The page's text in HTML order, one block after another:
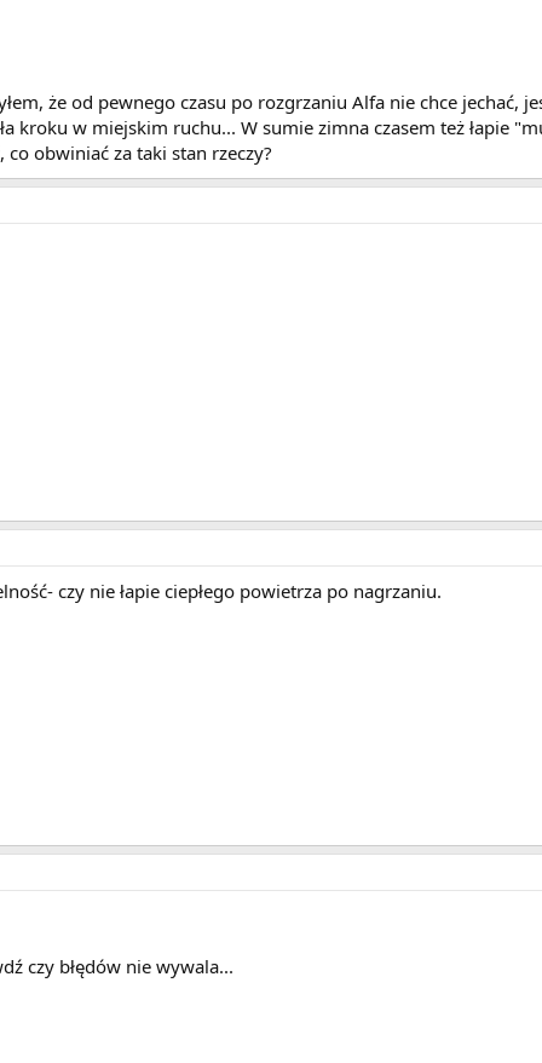
że od pewnego czasu po rozgrzaniu Alfa nie chce jechać,
kroku w miejskim ruchu... W sumie zimna czasem też łapie
obwiniać za taki stan rzeczy?
czy nie łapie ciepłego powietrza po nagrzaniu.
czy błędów nie wywala...